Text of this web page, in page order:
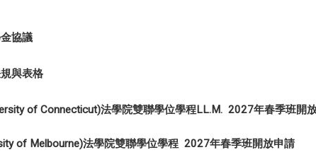
協議
與表格
of Connecticut)法學院雙聯學位學程LL.M. 2027年春季班開
of Melbourne)法學院雙聯學位學程 2027年春季班開放申請